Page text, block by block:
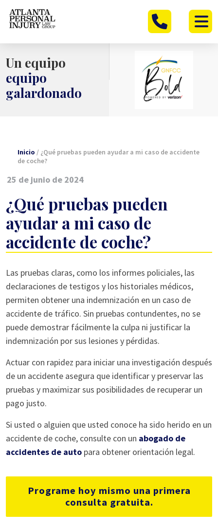
Un equipo
equipo
galardonado
Inicio / ¿Qué pruebas pueden ayudar a mi caso de accidente
de coche?
25 de junio de 2024
¿Qué pruebas pueden
ayudar a mi caso de
accidente de coche?
¿Qué
pruebas
pueden
ayudar
a
mi
de
accidente
de
coche?
Las pruebas claras, como los informes policiales, las
declaraciones de testigos y los historiales médicos,
permiten obtener una indemnización en un caso de
accidente de tráfico. Sin pruebas contundentes, no se
puede demostrar fácilmente la culpa ni justificar la
indemnización por sus lesiones y pérdidas.
Actuar con rapidez para iniciar una investigación después
de un accidente asegura que identificar y preservar las
pruebas y maximizar sus posibilidades de recuperar un
pago justo.
Si usted o alguien que usted conoce ha sido herido en un
accidente de coche, consulte con un abogado de
accidentes de auto para obtener orientación legal.
Programe hoy mismo una primera
consulta gratuita.